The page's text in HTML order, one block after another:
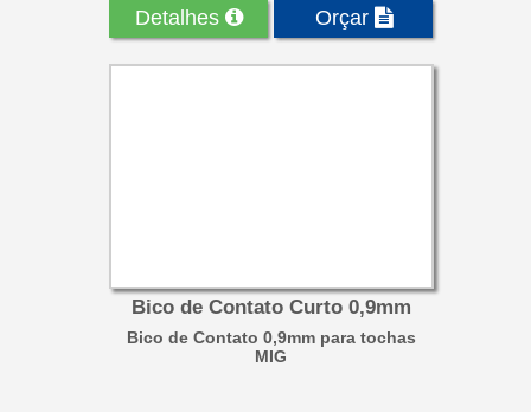
Detalhes Orçar
Bico de Contato Curto 0,9mm
Bico de Contato 0,9mm para tochas
MIG